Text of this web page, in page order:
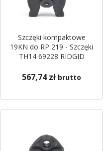
Szczęki kompaktowe
19KN do RP 219 - Szczęki
TH14 69228 RIDGID
567,74 zł brutto